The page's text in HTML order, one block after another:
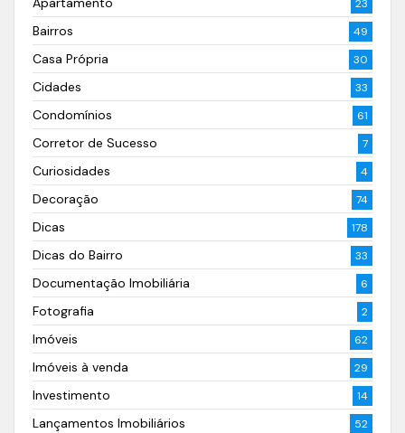
23
Bairros 49
Casa Própria 30
Cidades 33
Condomínios 61
Corretor de Sucesso 7
Curiosidades 4
Decoração 74
Dicas 178
Dicas do Bairro 33
Documentação Imobiliária 6
Fotografia 2
Imóveis 62
Imóveis à venda 29
Investimento 14
Lançamentos Imobiliários 52